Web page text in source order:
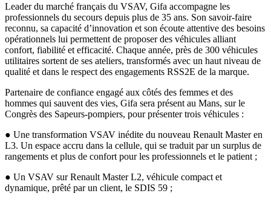
Leader du marché français du VSAV, Gifa accompagne les
professionnels du secours depuis plus de 35 ans. Son savoir-faire
reconnu, sa capacité d’innovation et son écoute attentive des besoins
opérationnels lui permettent de proposer des véhicules alliant
confort, fiabilité et efficacité. Chaque année, près de 300 véhicules
utilitaires sortent de ses ateliers, transformés avec un haut niveau de
qualité et dans le respect des engagements RSS2E de la marque.
Partenaire de confiance engagé aux côtés des femmes et des
hommes qui sauvent des vies, Gifa sera présent au Mans, sur le
Congrès des Sapeurs-pompiers, pour présenter trois véhicules :
● Une transformation VSAV inédite du nouveau Renault Master en
L3. Un espace accru dans la cellule, qui se traduit par un surplus de
rangements et plus de confort pour les professionnels et le patient ;
● Un VSAV sur Renault Master L2, véhicule compact et
dynamique, prêté par un client, le SDIS 59 ;